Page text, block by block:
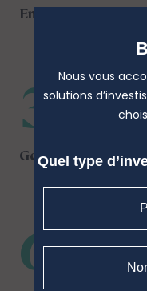
Encours global -
Gestion ISR
31,8
60 %
Nous vous
solutions
Quel type